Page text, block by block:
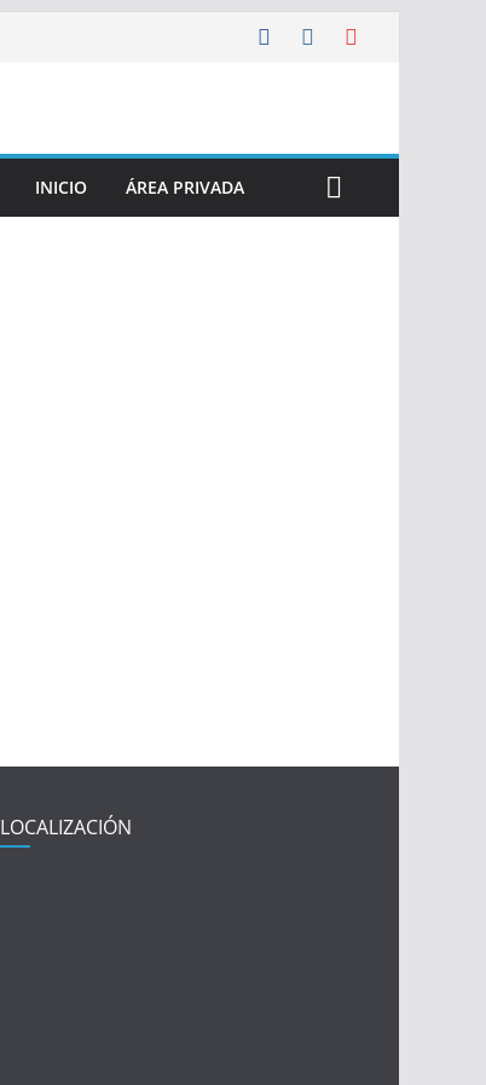
INICIO ÁREA PRIVADA
LOCALIZACIÓN